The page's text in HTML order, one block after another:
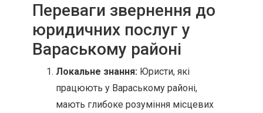
Переваги звернення до
юридичних послуг у
Вараському районі
Локальне знання: Юристи, які
працюють у Вараському районі,
мають глибоке розуміння місцевих